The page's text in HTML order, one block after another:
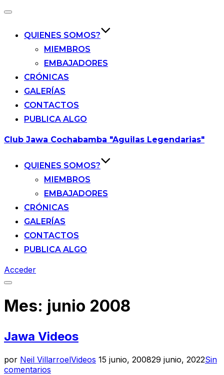
Alternar
navegación
QUIENES SOMOS?
MIEMBROS
EMBAJADORES
CRÓNICAS
GALERÍAS
CONTACTOS
PUBLICA ALGO
Saltar
Club Jawa Cochabamba "Aguilas Legendarias"
QUIENES SOMOS?
MIEMBROS
EMBAJADORES
CRÓNICAS
GALERÍAS
CONTACTOS
PUBLICA ALGO
Acceder
Alternar
barra
lateral
navegación
Mes: junio 2008
Jawa Videos
por Neil VillarroelVideos Publicado
15 junio, 200829 junio, 2022Sin
comentarios